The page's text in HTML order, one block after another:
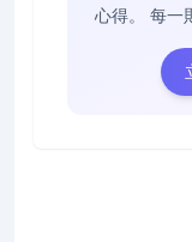
心得。
每一